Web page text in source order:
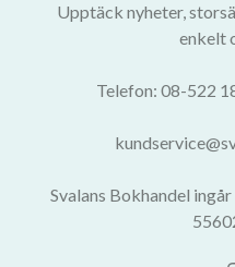
Upptäck nyheter,
enkelt
Telefon: 08-522
Svalans Bokhandel